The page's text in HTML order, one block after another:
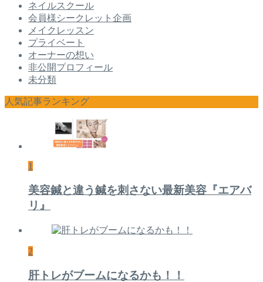
ネイルスクール
会員様シークレット企画
メイクレッスン
プライベート
オーナーの想い
非公開プロフィール
未分類
人気記事ランキング
1
美容鍼と違う鍼を刺さない最新美容『エアバ
リ』
2
肝トレがブームになるかも！！